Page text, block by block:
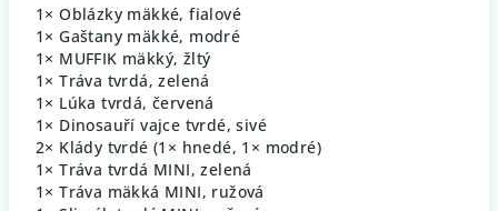
1× Oblázky mäkké, fialové
1× Gaštany mäkké, modré
1× MUFFIK mäkký, žltý
1× Tráva tvrdá, zelená
1× Lúka tvrdá, červená
1× Dinosauří vajce tvrdé, sivé
2× Klády tvrdé (1× hnedé, 1× modré)
1× Tráva tvrdá MINI, zelená
1× Tráva mäkká MINI, ružová